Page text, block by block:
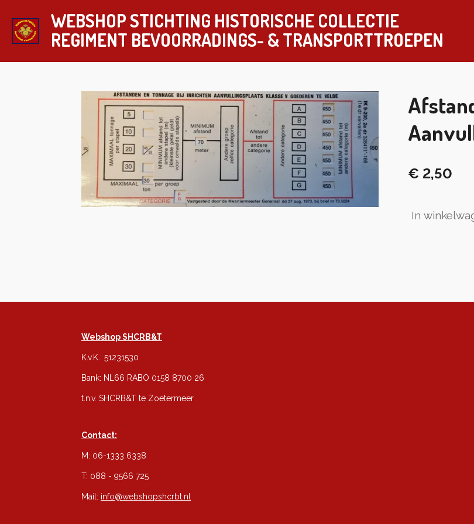
direct
naar
hoofdinhoud
WEBSHOP STICHTING HISTORISCHE COLLECTIE
REGIMENT BEVOORRADINGS- & TRANSPORTTROEPEN
€ 2,50
In
Webshop SHCRB&T
K.v.K.: 51231530
Bank: NL66 RABO 0158 8700 26
t.n.v. SHCRB&T te Zoetermeer
Contact:
M: 06-1333 6338
T: 088 - 9566 725
Mail: info@webshopshcrbt.nl